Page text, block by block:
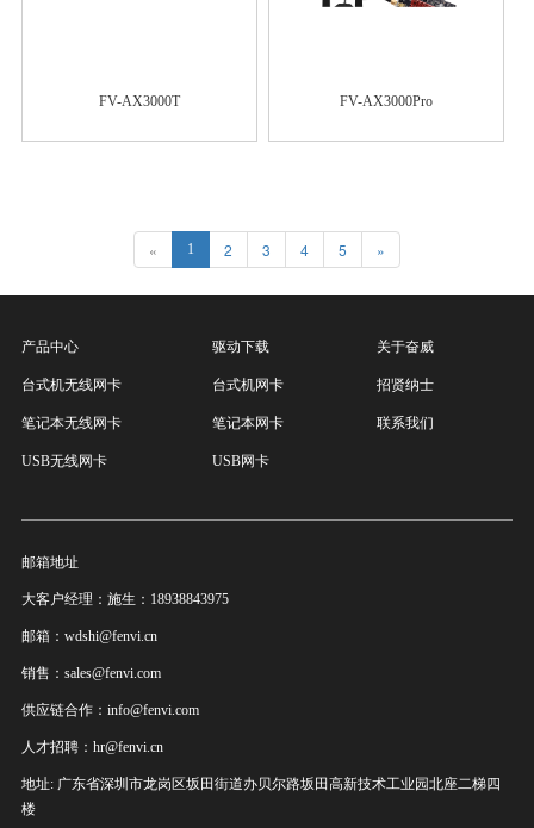
FV-AX3000T FV-AX3000Pro
« 1 2 3 4 5 »
产品中心
台式机无线网卡
笔记本无线网卡
USB无线网卡
驱动下载
台式机网卡
笔记本网卡
USB网卡
关于奋威
招贤纳士
联系我们
邮箱地址
大客户经理：施生：18938843975
邮箱：wdshi@fenvi.cn
销售：sales@fenvi.com
供应链合作：info@fenvi.com
人才招聘：hr@fenvi.cn
地址: 广东省深圳市龙岗区坂田街道办贝尔路坂田高新技术工业园北座二梯四
楼